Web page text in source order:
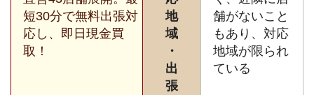
短30分で無料出張対
応し、即日現金買
取！
地
域
・
出
張
舗がないこと
もあり、対応
地域が限られ
ている